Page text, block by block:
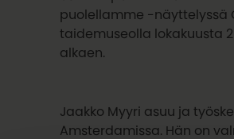
puolellamme -näyttelyssä
taidemuseolla lokakuusta
alkaen.
Jaakko Myyri asuu ja
Amsterdamissa. Hän on